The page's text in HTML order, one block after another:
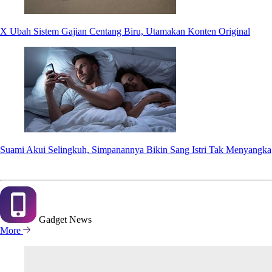
X Ubah Sistem Gajian Centang Biru, Utamakan Konten Original
Suami Akui Selingkuh, Simpanannya Bikin Sang Istri Tak Menyangka
Gadget News
More